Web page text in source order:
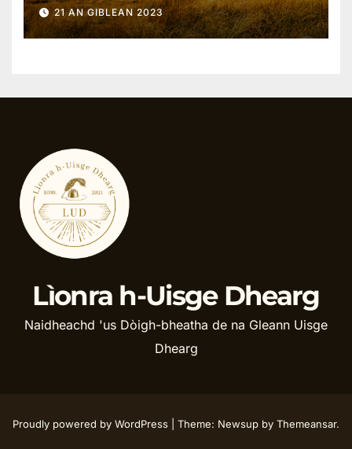
21 AN GIBLEAN 2023
Lìonra h-Uisge Dhearg
Naidheachd 'us Dòigh-bheatha de na Gleann Uisge
Dhearg
Proudly powered by WordPress Theme: Newsup by Themeansar.